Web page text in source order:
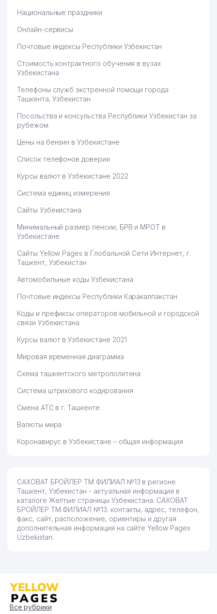
Национальные праздники
Онлайн-сервисы
Почтовые индексы Республики Узбекистан
Стоимость контрактного обучения в вузах
Узбекистана
Телефоны служб экстренной помощи города
Ташкента, Узбекистан
Посольства и консульства Республики Узбекистан за
рубежом
Цены на бензин в Узбекистане
Список телефонов доверия
Курсы валют в Узбекистане 2022
Система единиц измерения
Сайты Узбекистана
Минимальный размер пенсии, БРВ и МРОТ в
Узбекистане
Сайты Yellow Pages в Глобальной Сети Интернет, г.
Ташкент, Узбекистан
Автомобильные коды Узбекистана
Почтовые индексы Республики Каракалпакстан
Коды и префиксы операторов мобильной и городской
связи Узбекистана
Курсы валют в Узбекистане 2021
Мировая временная диаграмма
Схема ташкентского метрополитена
Система штрихового кодирования
Смена АТС в г. Ташкенте
Валюты мира
Коронавирус в Узбекистане – общая информация
САХОВАТ БРОЙЛЕР ТМ ФИЛИАЛ №13 в регионе
Ташкент, Узбекистан - актуальная информация в
каталоге Желтые страницы Узбекистана. САХОВАТ
БРОЙЛЕР ТМ ФИЛИАЛ №13: контакты, адрес, телефон,
факс, сайт, расположение, ориентиры и другая
дополнительная информация на сайте Yellow Pages
Uzbekistan.
Все рубрики